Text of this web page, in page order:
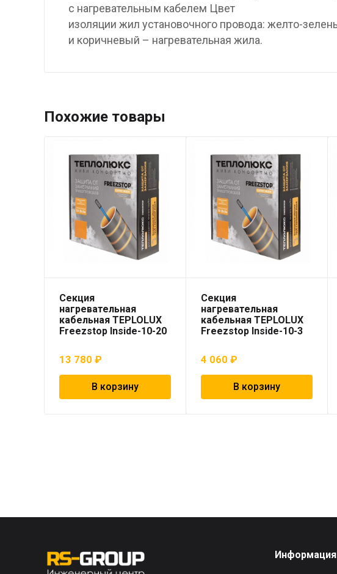
с нагревательным кабелем Цвет
изоляции жил установочного провода: желто-
и коричневый – нагревательная жила.
Похожие товары
Секция
нагревательная
кабельная TEPLOLUX
Freezstop Inside-10-20
13 780 ₽
В корзину
Секция
нагревательная
кабельная TEPLOLUX
Freezstop Inside-10-3
4 060₽
В корзину
Информация